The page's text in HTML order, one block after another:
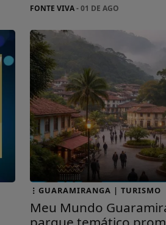
FONTE VIVA- 01 DE AGO
GUARAMIRANGA | TURISMO
Meu Mundo